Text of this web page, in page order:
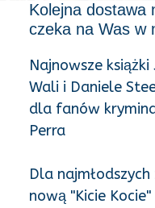
Kolejna dostawa
czeka na Was w
Najnowsze
Wali i Daniele
dla fanów
Perra
Dla
nową "Kicie